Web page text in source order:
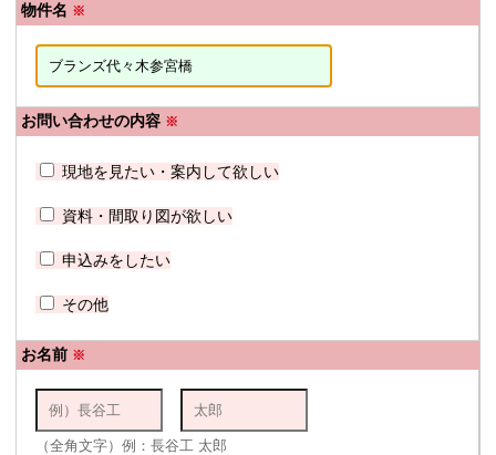
物件名 ※
お問い合わせの内容 ※
現地を見たい・案内して欲しい
資料・間取り図が欲しい
申込みをしたい
その他
お名前 ※
（全角文字）例：長谷工 太郎